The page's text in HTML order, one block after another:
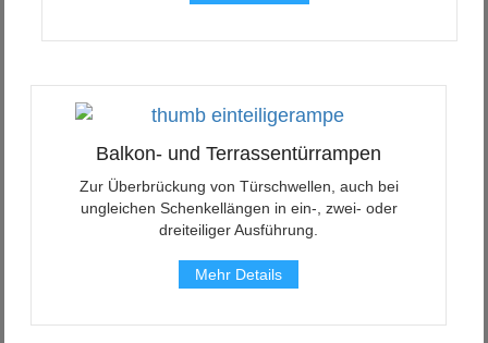
Balkon- und Terrassentürrampen
Zur Überbrückung von Türschwellen, auch bei
ungleichen Schenkellängen in ein-, zwei- oder
dreiteiliger Ausführung.
Mehr Details